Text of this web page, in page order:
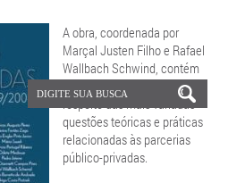
A obra, coordenada por
Marçal Justen Filho e Rafael
Wallbach Schwind, contém
reflexões aprofundadas a
respeito das mais variadas
questões teóricas e práticas
relacionadas às parcerias
público-privadas.